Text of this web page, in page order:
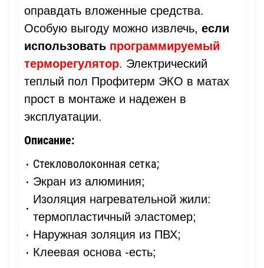
оправдать вложенные средства.
Особую выгоду можно извлечь, если
использовать программируемый
терморегулятор. Электрический
теплый пол Профитерм ЭКО в матах
прост в монтаже и надежен в
эксплуатации.
Описание:
Стекловолоконная сетка;
Экран из алюминия;
Изоляция нагревательной жили:
термопластичный эластомер;
Наружная золяция из ПВХ;
Клеевая основа -есть;